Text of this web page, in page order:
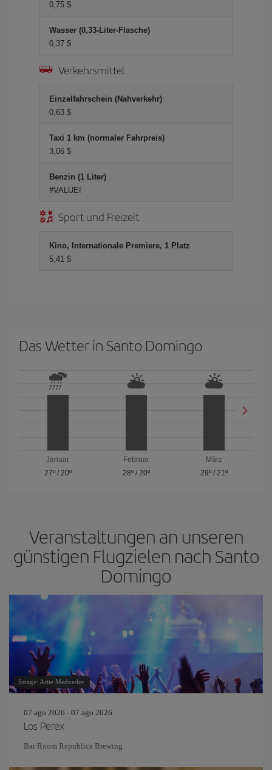
0,75 $
Wasser (0,33-Liter-Flasche)
0,37 $
Verkehrsmittel
Einzelfahrschein (Nahverkehr)
0,63 $
Taxi 1 km (normaler Fahrpreis)
3,06 $
Benzin (1 Liter)
#VALUE!
Sport und Freizeit
Kino, Internationale Premiere, 1 Platz
5,41 $
Das Wetter in Santo Domingo
Januar
27º/ 20º
Februar
28º/ 20º
März
29º / 21º
Veranstaltungen an unseren
günstigen Flugzielen nach Santo
Domingo
Image: Artie Medvedev
07 ago 2026 - 07 ago 2026
Los Perex
Bar Room Republica Brewing